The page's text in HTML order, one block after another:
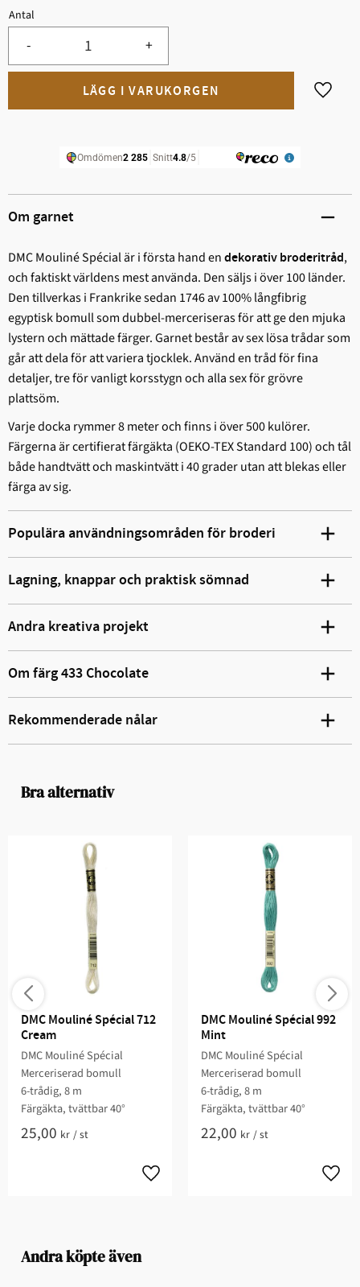
Antal
+
-
Lägg
Om garnet
DMC Mouliné Spécial är i första hand endekorativ broderitråd,
och faktiskt världens mest använda. Den säljs i över 100 länder.
Den tillverkas i Frankrike sedan 1746 av 100% långfibrig
egyptisk bomull som dubbel-merceriseras för att ge den mjuka
lystern och mättade färger. Garnet består av sex lösa trådar som
går att dela för att variera tjocklek. Använd en tråd för fina
detaljer, tre för vanligt korsstygn och alla sex för grövre
plattsöm.
Varje docka rymmer 8 meter och finns i över 500 kulörer.
Färgerna är certifierat färgäkta (OEKO-TEX Standard 100) och tål
både handtvätt och maskintvätt i 40 grader utan att blekas eller
färga av sig.
Populära användningsområden för broderi
Lagning, knappar och praktisk sömnad
Andra kreativa projekt
Om färg 433 Chocolate
Rekommenderade nålar
Bra alternativ
DMC Mouliné Spécial 712
Cream
DMC Mouliné Spécial
Merceriserad bomull
6-trådig, 8 m
Färgäkta, tvättbar 40°
25,00 kr /st
DMC Mouliné Spécial 992
Mint
DMC Mouliné Spécial
Merceriserad bomull
6-trådig, 8 m
Färgäkta, tvättbar 40°
22,00 kr /st
Andra köpte även